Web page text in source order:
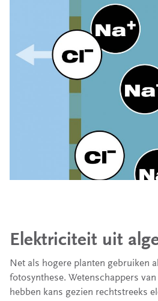
Elektriciteit uit
Net als hogere planten gebruiken
fotosynthese. Wetenschappers
hebben kans gezien rechtstreeks